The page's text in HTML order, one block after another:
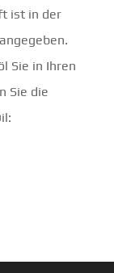
ist in der
Sie in Ihren
Sie die